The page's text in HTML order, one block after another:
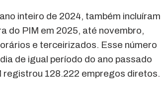
inteiro de 2024, também incluíram
do PIM em 2025, até novembro,
e terceirizados. Esse número
de igual período do ano passado
registrou 128.222 empregos diretos.